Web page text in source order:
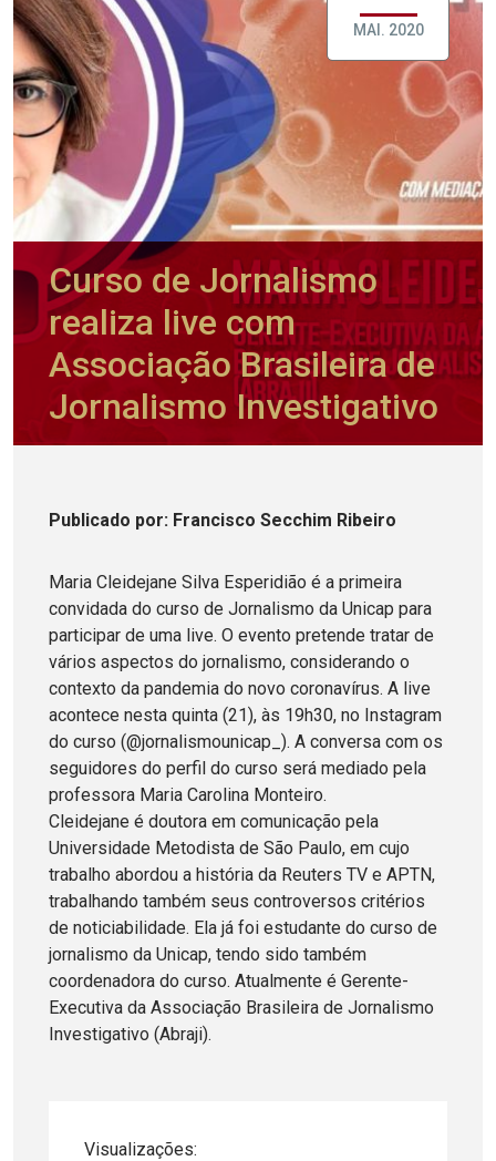
MAI. 2020
Curso de Jornalismo
realiza live com
Associação Brasileira de
Jornalismo Investigativo
Publicado por: Francisco Secchim Ribeiro
Maria Cleidejane Silva Esperidião é a primeira
convidada do curso de Jornalismo da Unicap para
participar de uma live. O evento pretende tratar de
vários aspectos do jornalismo, considerando o
contexto da pandemia do novo coronavírus. A live
acontece nesta quinta (21), às 19h30, no Instagram
do curso (@jornalismounicap_). A conversa com os
seguidores do perfil do curso será mediado pela
professora Maria Carolina Monteiro.
Cleidejane é doutora em comunicação pela
Universidade Metodista de São Paulo, em cujo
trabalho abordou a história da Reuters TV e APTN,
trabalhando também seus controversos critérios
de noticiabilidade. Ela já foi estudante do curso de
jornalismo da Unicap, tendo sido também
coordenadora do curso. Atualmente é Gerente-
Executiva da Associação Brasileira de Jornalismo
Investigativo (Abraji).
Visualizações: